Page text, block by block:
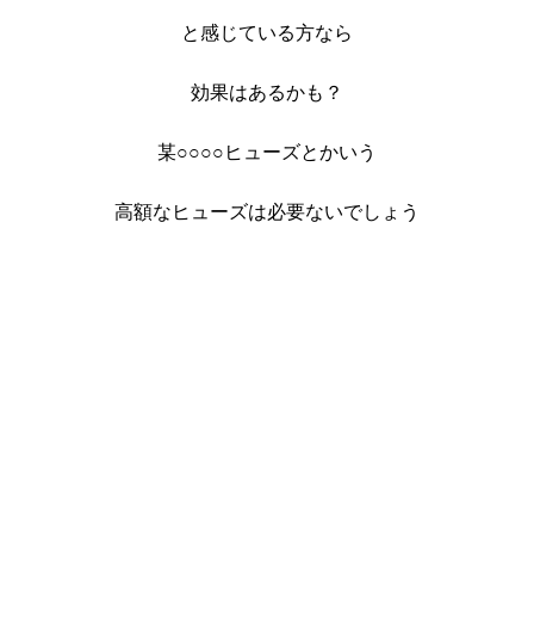
と感じている方なら
効果はあるかも？
某○○○○ヒューズとかいう
高額なヒューズは必要ないでしょう